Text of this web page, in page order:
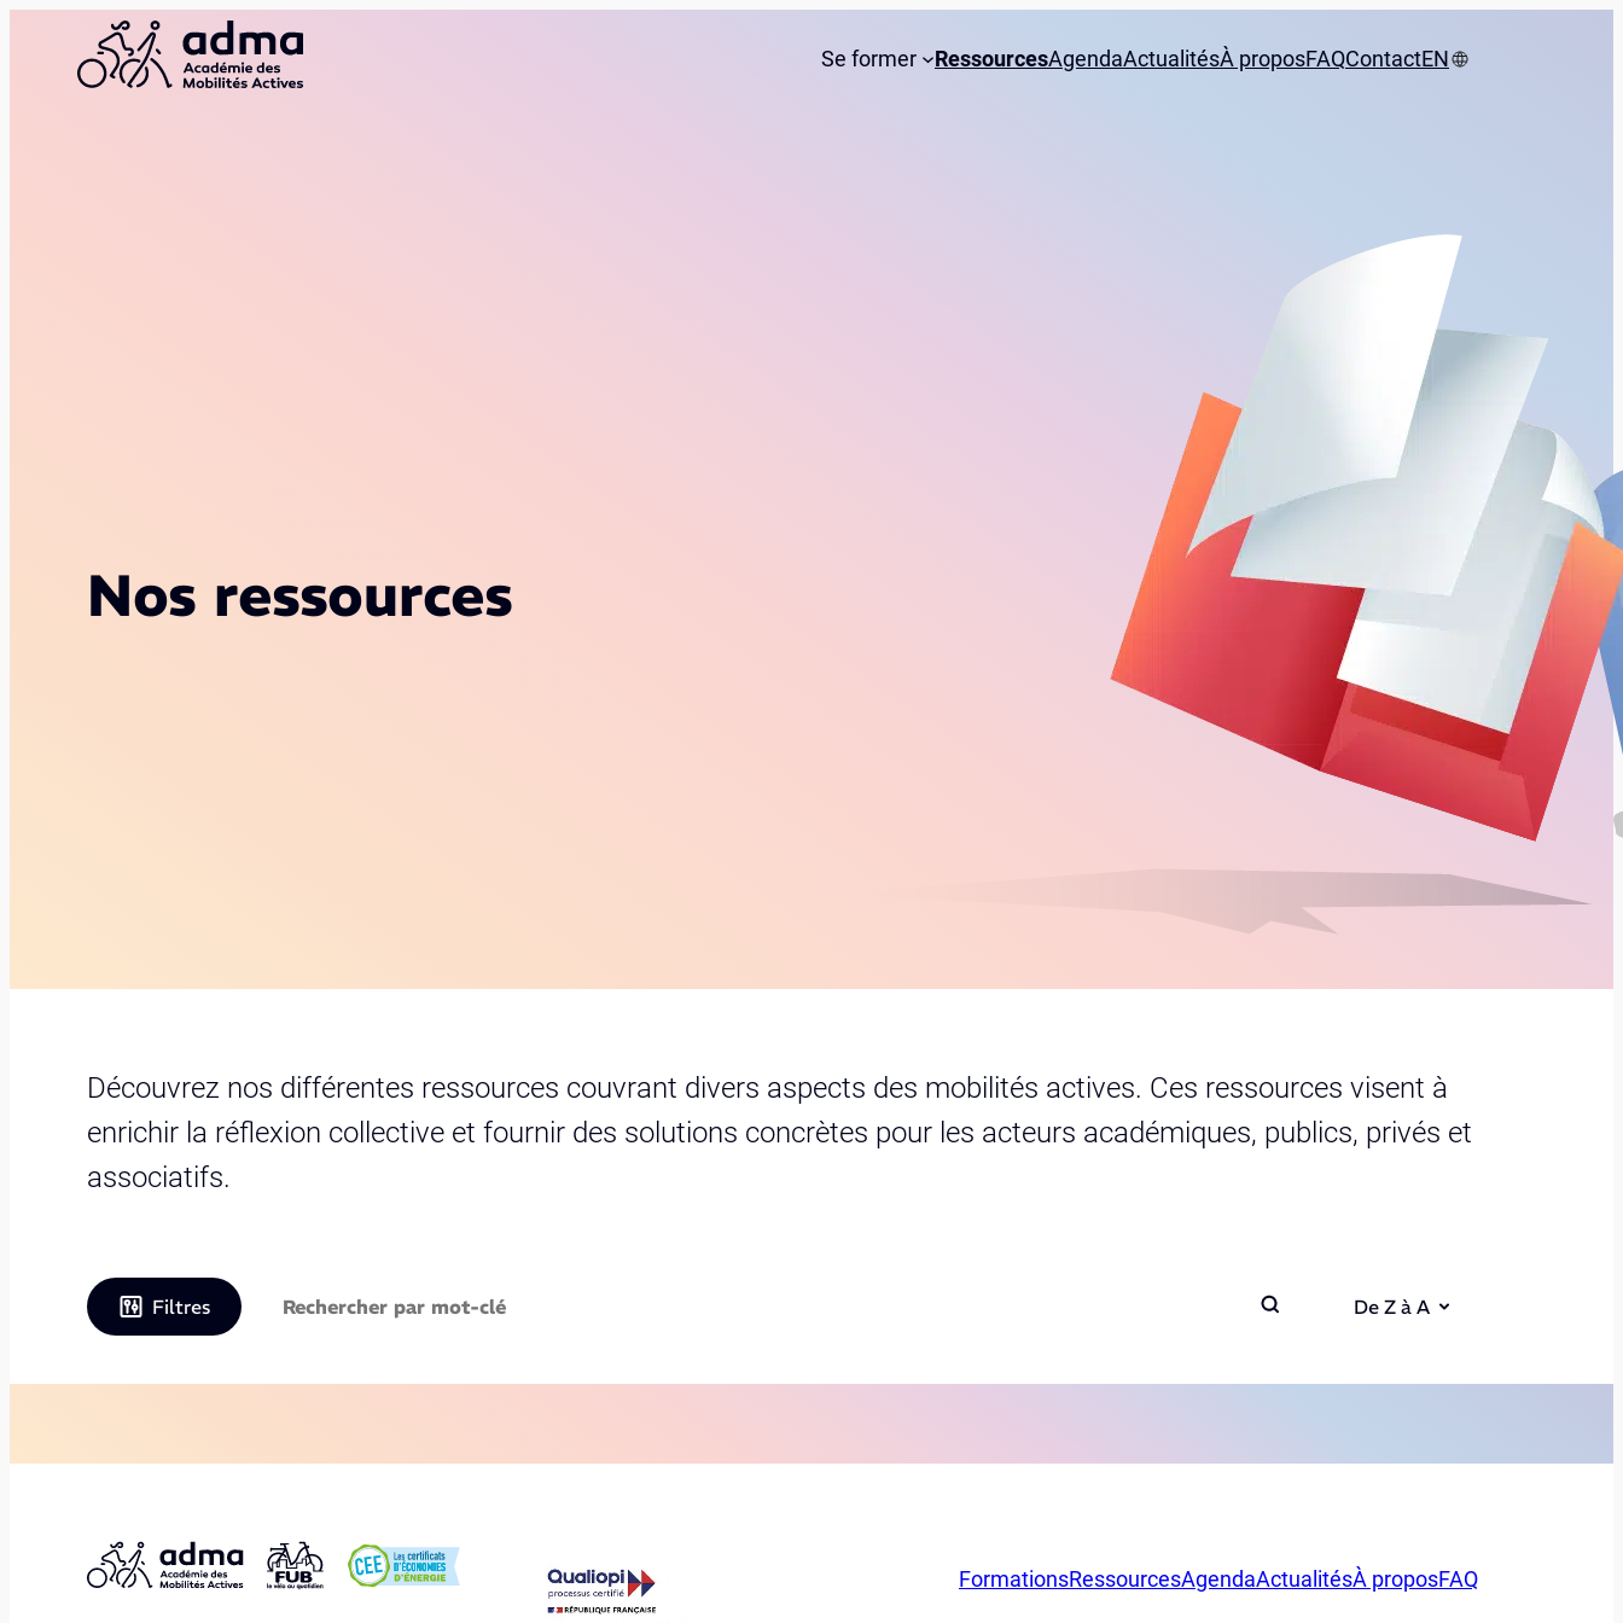
Se former RessourcesAgendaActualitésÀ proposFAQContactEN
Nos ressources
Découvrez nos différentes ressources couvrant divers aspects des mobilités actives. Ces ressources visent à
enrichir la réflexion collective et fournir des solutions concrètes pour les acteurs académiques, publics, privés et
associatifs.
Filtres De Z à A
FormationsRessourcesAgendaActualitésÀ proposFAQ